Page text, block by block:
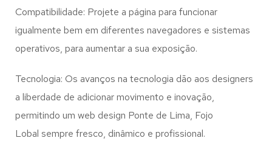
Compatibilidade: Projete a página para funcionar
igualmente bem em diferentes navegadores e sistemas
operativos, para aumentar a sua exposição.
Tecnologia: Os avanços na tecnologia dão aos designers
a liberdade de adicionar movimento e inovação,
permitindo um web design Ponte de Lima, Fojo
Lobal sempre fresco, dinâmico e profissional.